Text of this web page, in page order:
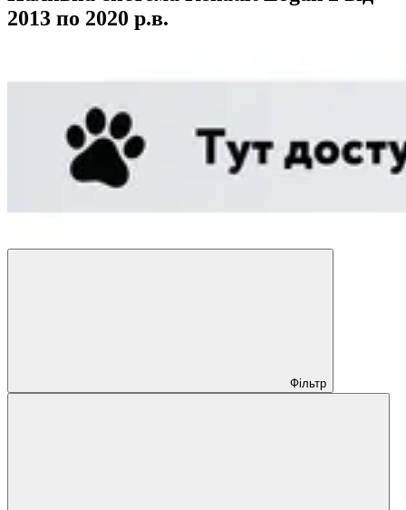
2013 по 2020 р.в.
Фільтр